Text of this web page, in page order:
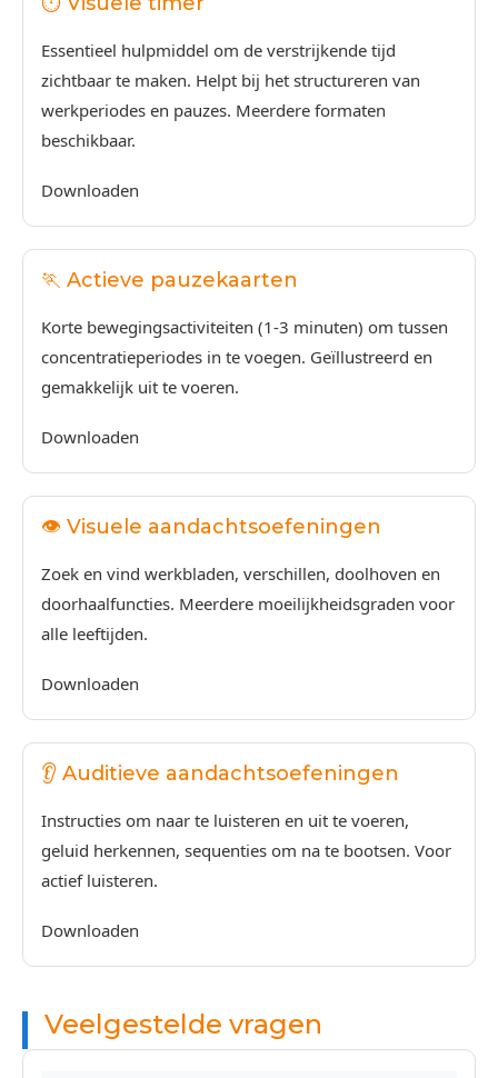
Essentieel hulpmiddel om de verstrijkende tijd
zichtbaar te maken. Helpt bij het structureren van
werkperiodes en pauzes. Meerdere formaten
beschikbaar.
Downloaden
🏃 Actieve pauzekaarten
Korte bewegingsactiviteiten (1-3 minuten) om tussen
concentratieperiodes in te voegen. Geïllustreerd en
gemakkelijk uit te voeren.
Downloaden
👁️ Visuele aandachtsoefeningen
Zoek en vind werkbladen, verschillen, doolhoven en
doorhaalfuncties. Meerdere moeilijkheidsgraden voor
alle leeftijden.
Downloaden
👂 Auditieve aandachtsoefeningen
Instructies om naar te luisteren en uit te voeren,
geluid herkennen, sequenties om na te bootsen. Voor
actief luisteren.
Downloaden
Veelgestelde vragen